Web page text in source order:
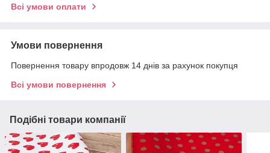
Всі умови оплати
Умови повернення
Повернення товару впродовж 14 днів за рахунок покупця
Всі умови повернення
Подібні товари компанії